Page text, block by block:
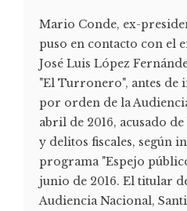
Mario Conde, ex-
puso en contacto con el
José Luis López
"El Turronero", antes de
por orden de la
abril de 2016, acusado
y delitos fiscales, según
programa "Espejo
junio de 2016. El titular
Audiencia Nacional,